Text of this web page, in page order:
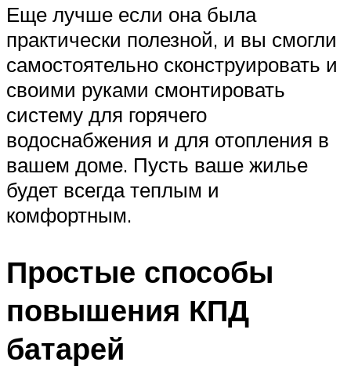
Еще лучше если она была
практически полезной, и вы смогли
самостоятельно сконструировать и
своими руками смонтировать
систему для горячего
водоснабжения и для отопления в
вашем доме. Пусть ваше жилье
будет всегда теплым и
комфортным.
Простые способы
повышения КПД
батарей